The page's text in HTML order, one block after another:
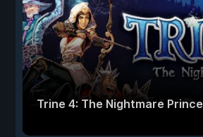
Trine 4: The Nightmare Prince